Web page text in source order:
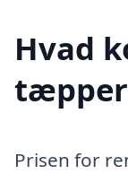
Hvad
Prisen for